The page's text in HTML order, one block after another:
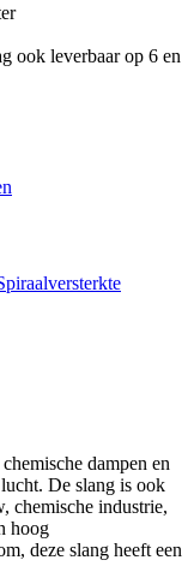
ook leverbaar op 6 en
dampen en
De slang is ook
chemische industrie,
hoog
deze slang heeft een